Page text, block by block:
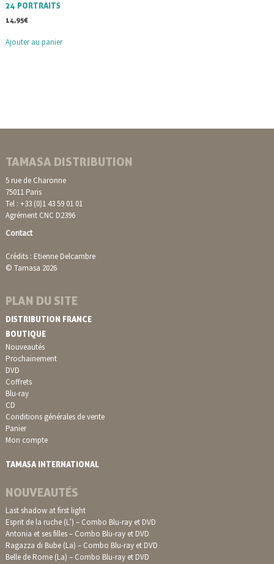
24 PORTRAITS
14,95€
Ajouter au panier
TAMASA DISTRIBUTION
5 rue de Charonne
75011 Paris
Tel : +33 (0)1 43 59 01 01
Agrément CNC D2396
Contact
Crédits : Etienne Delcambre
© Tamasa 2026
PLAN DU SITE
DISTRIBUTION FRANCE
BOUTIQUE
Nouveautés
Prochainement
DVD
Coffrets
Blu-ray
CD
Conditions générales de vente
Panier
Mon compte
TAMASA INTERNATIONAL
NOUVEAUTÉS
Last shadow at first light
Esprit de la ruche (L’) – Combo Blu-ray et DVD
Antonia et ses filles – Combo Blu-ray et DVD
Ragazza di Bube (La) – Combo Blu-ray et DVD
Belle de Rome (La) – Combo Blu-ray et DVD